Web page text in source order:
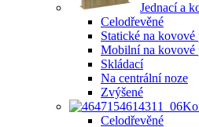
Jednací a
Celodřevěné
Statické na kovové
Mobilní na kovové
Skládací
Na centrální noze
Zvýšené
Celodřevěné